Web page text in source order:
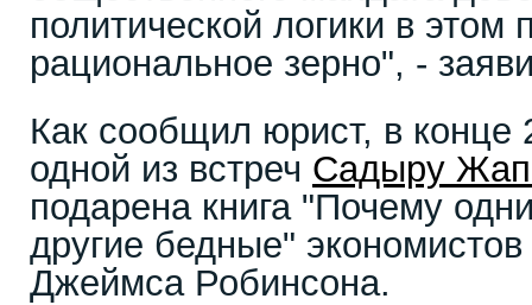
политической логики в этом
рациональное зерно", -
Как сообщил юрист, в конце
одной из встреч Садыру
подарена книга "Почему
другие бедные"
Джеймса Робинсона.